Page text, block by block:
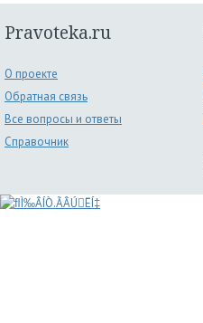
Pravoteka.ru
О проекте
Обратная связь
Все вопросы и ответы
Справочник